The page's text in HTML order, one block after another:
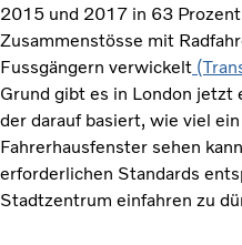
2015 und 2017 in 63
Zusammenstösse mit
Fussgängern verwickelt
Grund gibt es in London jetzt
der darauf basiert, wie viel
Fahrerhausfenster sehen
erforderlichen Standards
Stadtzentrum einfahren zu